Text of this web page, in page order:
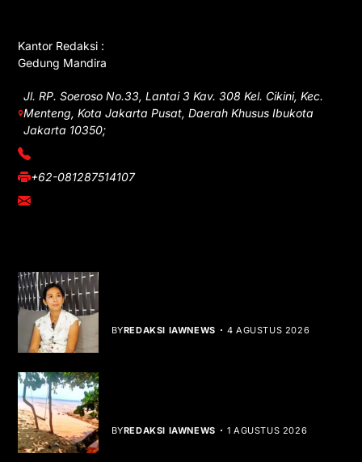
Kantor Redaksi :
Gedung Mandira
Jl. RP. Soeroso No.33, Lantai 3 Kav. 308 Kel. Cikini, Kec.
Menteng, Kota Jakarta Pusat, Daerah Khusus Ibukota
Jakarta 10350;
(021) 3908026
+62-081287514107
adm@iawnews.com
BYREDAKSI IAWNEWS 4 AGUSTUS 2026
BYREDAKSI IAWNEWS 1 AGUSTUS 2026